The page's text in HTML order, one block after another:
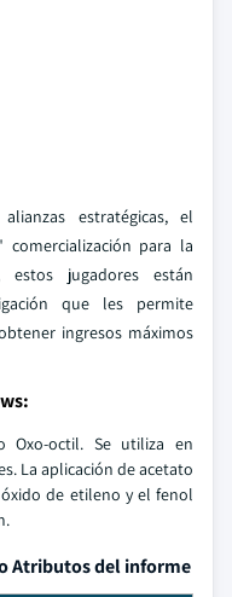
estratégicas, el
para la
estos jugadores están
que les permite
ingresos máximos
Oxo-octil. Se utiliza en
La aplicación de acetato
de etileno y el fenol
Atributos del informe